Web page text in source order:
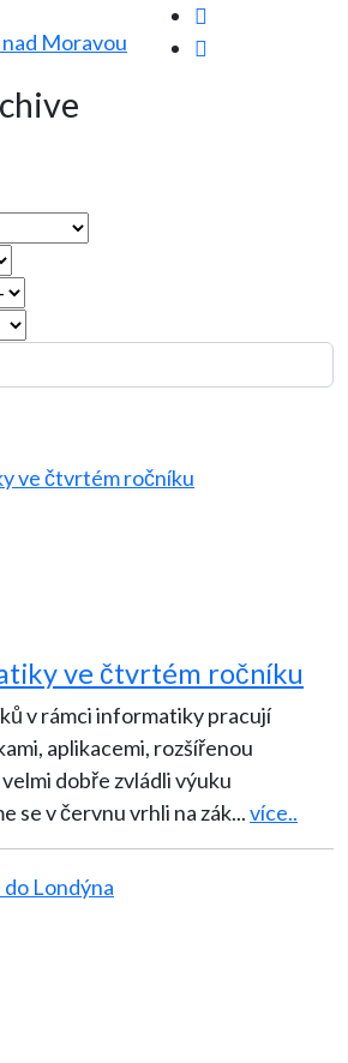
ve čtvrtém ročníku
v rámci informatiky pracují
aplikacemi, rozšířenou
dobře zvládli výuku
se v červnu vrhli na zák...více..